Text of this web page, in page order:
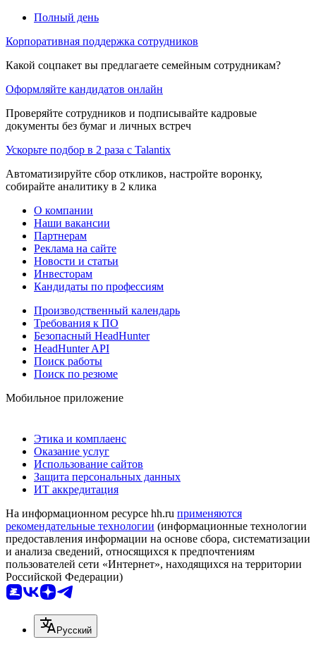
Полный день
Корпоративная поддержка сотрудников
Какой соцпакет вы предлагаете семейным сотрудникам?
Оформляйте кандидатов онлайн
Проверяйте сотрудников и подписывайте кадровые
документы без бумаг и личных встреч
Ускорьте подбор в 2 раза с Talantix
Автоматизируйте сбор откликов, настройте воронку,
собирайте аналитику в 2 клика
О компании
Наши вакансии
Партнерам
Реклама на сайте
Новости и статьи
Инвесторам
Кандидаты по профессиям
Производственный календарь
Требования к ПО
Безопасный HeadHunter
HeadHunter API
Поиск работы
Поиск по резюме
Мобильное приложение
Этика и комплаенс
Оказание услуг
Использование сайтов
Защита персональных данных
ИТ аккредитация
На информационном ресурсе hh.ru применяются
рекомендательные технологии (информационные технологии
предоставления информации на основе сбора, систематизации
и анализа сведений, относящихся к предпочтениям
пользователей сети «Интернет», находящихся на территории
Российской Федерации)
Русский